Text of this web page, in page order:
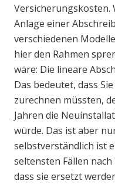
Anlage einer
verschiedenen
hier den Rahmen
wäre: Die lineare
Das bedeutet, dass
zurechnen müssten,
Jahren die
würde. Das ist aber
selbstverständlich ist
seltensten Fällen
dass sie ersetzt